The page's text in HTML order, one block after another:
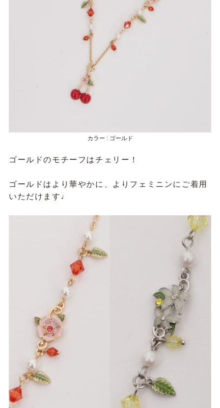
カラー : ゴールド
ゴールドのモチーフはチェリー！
ゴールドはより華やかに、よりフェミニンにご着用
いただけます♩